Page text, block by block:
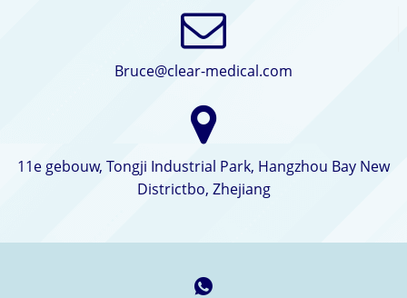
Bruce@clear-medical.com
11e gebouw, Tongji Industrial Park, Hangzhou Bay New
Districtbo, Zhejiang